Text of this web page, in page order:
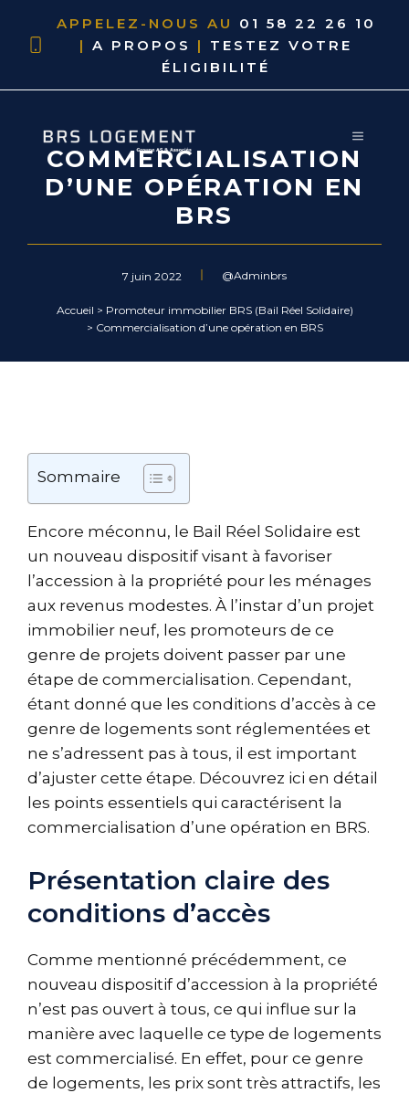
APPELEZ-NOUS AU 01 58 22 26 10
|A PROPOS | TESTEZ VOTRE
ÉLIGIBILITÉ
COMMERCIALISATION
D’UNE OPÉRATION EN
BRS
7 juin 2022 @Adminbrs
Accueil > Promoteur immobilier BRS (Bail Réel Solidaire)
> Commercialisation d’une opération en BRS
Sommaire
Encore méconnu, le Bail Réel Solidaire est
un nouveau dispositif visant à favoriser
l’accession à la propriété pour les ménages
aux revenus modestes. À l’instar d’un projet
immobilier neuf, les promoteurs de ce
genre de projets doivent passer par une
étape de commercialisation. Cependant,
étant donné que les conditions d’accès à ce
genre de logements sont réglementées et
ne s’adressent pas à tous, il est important
d’ajuster cette étape. Découvrez ici en détail
les points essentiels qui caractérisent la
commercialisation d’une opération en BRS.
Présentation claire des
conditions d’accès
Comme mentionné précédemment, ce
nouveau dispositif d’accession à la propriété
n’est pas ouvert à tous, ce qui influe sur la
manière avec laquelle ce type de logements
est commercialisé. En effet, pour ce genre
de logements, les prix sont très attractifs, les